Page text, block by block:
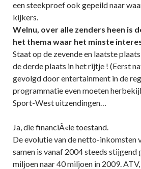
een steekproef ook gepeild naar
kijkers.
Welnu, over alle zenders heen is
het thema waar het minste
Staat op de zevende en laatste
de derde plaats in het rijtje ! (Eerst
gevolgd door entertainment in de
programmatie even moeten
Sport-West uitzendingen…
Ja, die financiÃ«le toestand.
De evolutie van de netto-inkomsten
samen is vanaf 2004 steeds stijgend
miljoen naar 40 miljoen in 2009.